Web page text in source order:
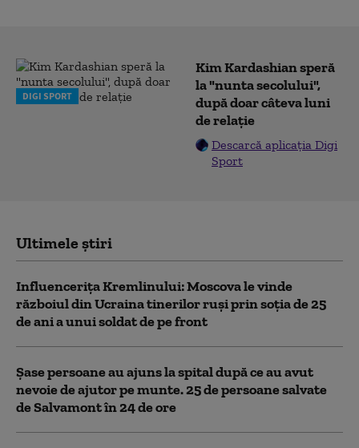
DIGI SPORT
Kim Kardashian speră
la "nunta secolului",
după doar câteva luni
de relație
Descarcă aplicația Digi
Sport
Ultimele știri
Influencerița Kremlinului: Moscova le vinde
războiul din Ucraina tinerilor ruși prin soția de 25
de ani a unui soldat de pe front
Șase persoane au ajuns la spital după ce au avut
nevoie de ajutor pe munte. 25 de persoane salvate
de Salvamont în 24 de ore